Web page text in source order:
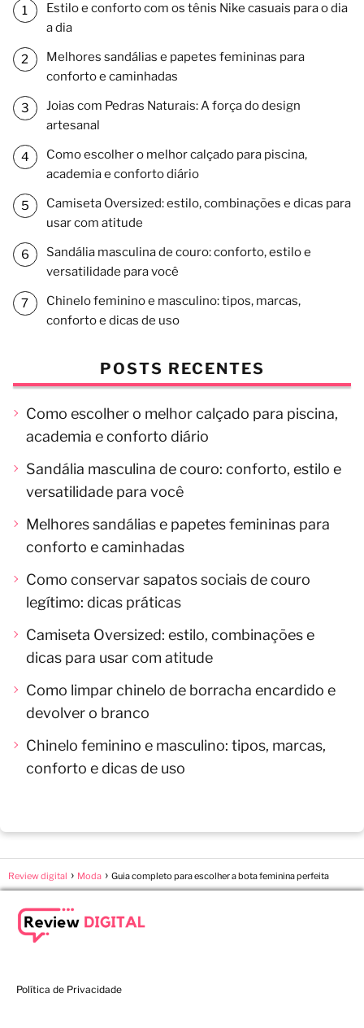
Estilo e conforto com os tênis Nike casuais para o dia
a dia
Melhores sandálias e papetes femininas para
conforto e caminhadas
Joias com Pedras Naturais: A força do design
artesanal
Como escolher o melhor calçado para piscina,
academia e conforto diário
Camiseta Oversized: estilo, combinações e dicas para
usar com atitude
Sandália masculina de couro: conforto, estilo e
versatilidade para você
Chinelo feminino e masculino: tipos, marcas,
conforto e dicas de uso
POSTS RECENTES
Como escolher o melhor calçado para piscina,
academia e conforto diário
Sandália masculina de couro: conforto, estilo e
versatilidade para você
Melhores sandálias e papetes femininas para
conforto e caminhadas
Como conservar sapatos sociais de couro
legítimo: dicas práticas
Camiseta Oversized: estilo, combinações e
dicas para usar com atitude
Como limpar chinelo de borracha encardido e
devolver o branco
Chinelo feminino e masculino: tipos, marcas,
conforto e dicas de uso
Review digital Moda Guia completo para escolher a bota feminina perfeita
Política de Privacidade